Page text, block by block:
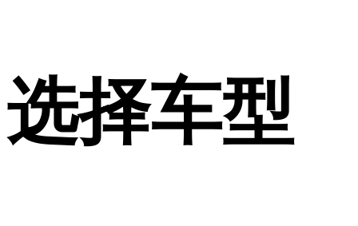
选择车型